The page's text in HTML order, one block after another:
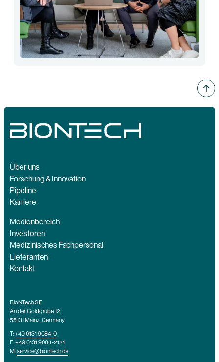
Über uns
Forschung & Innovation
Pipeline
Karriere
Medienbereich
Investoren
Medizinisches Fachpersonal
Lieferanten
Kontakt
BioNTech SE
An der Goldgrube 12
55131 Mainz, Germany
T:+49 6131 9084-0
F: +49 6131 9084-2121
M:service@biontech.de